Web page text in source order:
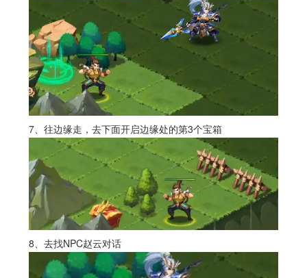
7、往边缘走，去下面开启边缘处的第3个宝箱
8、去找NPC赵云对话